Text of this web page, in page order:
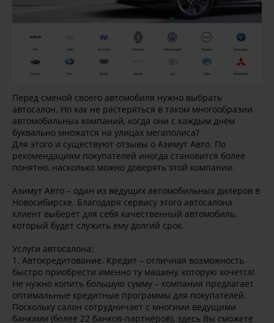
Перед сменой своего автомобиля нужно выбрать
автосалон. Но как не растеряться в таком многообразии
автомобильных компаний, когда они с каждым днём
буквально множатся на улицах мегаполиса?
Для этого и существуют отзывы о Азимут Авто. По
рекомендациям покупателей иногда становится более
понятно, насколько можно доверять этой компании.
Азимут Авто – один из ведущих автомобильных дилеров в
Новосибирске. Благодаря сервису этого автосалона
клиент выберет для себя качественный автомобиль,
который будет служить ему долгий срок.
Услуги автосалона:
1. Автокредитование. Кредит – отличная возможность
быстро приобрести именно ту машину, которую хочется!
Не нужно копить большую сумму – компания предлагает
оптимальные кредитные программы для покупателей.
Поскольку салон сотрудничает с многими ведущими
банками (более 22 банков-партнёров), здесь Вы сможете